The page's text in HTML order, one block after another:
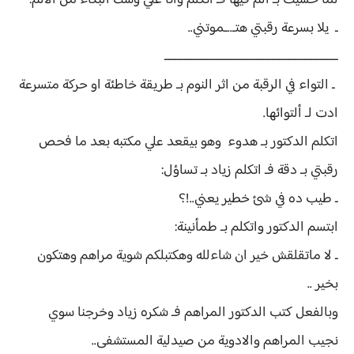
ـ يلا بسرعة رقبتي هتـ..ـموتني..
ـــــــــــــــــــــــــــــــــــــــــــــــــــــــ
ـ التواء في الرقبة من اثر النوم بـ طريقة خاطئة او حركة متسرعة
ادت لـ ألتوائها.
اتكلم الدكتور بـ هدوء وهو بيقعد علي مكتبه بعد ما فحص
رقبتي بـ دقة فـ اتكلم زياد بـ تساؤل:
ـ طيب ده في شئ خطير يعني..!؟
ابتسم الدكتور واتكلم بـ طمأنينة:
ـ لا ماتقلقش خير ان شاءلله وهكتبلكم شوية مراهم وهتكون
بخير ..
وبالفعل كتب الدكتور المراهم فـ شكره زياد وخرجنا سوي
نجيب المراهم والادوية من صيدلية المستشفى..